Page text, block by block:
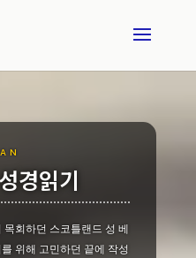
경읽기
회하던 스코틀랜드 성 베
위해 고민하던 끝에 작성